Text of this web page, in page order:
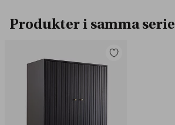
Produkter i samma serie
Lägg
till